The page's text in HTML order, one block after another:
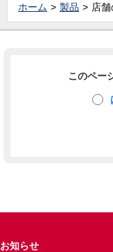
ホーム 製品 店
このペー
お知らせ